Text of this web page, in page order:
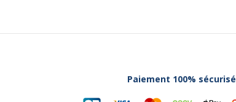
Paiement 100% sécurisé